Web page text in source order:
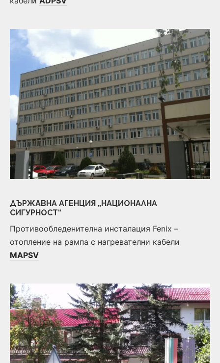
ДЪРЖАВНА АГЕНЦИЯ „НАЦИОНАЛНА
СИГУРНОСТ“
Противообледенителна инсталация Fenix –
отопление на рампа с нагревателни кабели
MAPSV